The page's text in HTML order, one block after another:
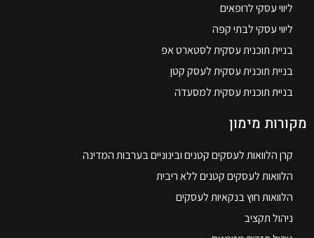
ליווי עסקי לרופאים
ליווי עסקי לבתי קפה
בניית תוכנית עסקית לסטארט אפ
בניית תוכנית עסקית לעסק קטן
בניית תוכנית עסקית למסעדה
מקורות מימון
קרן הלוואות לעסקים קטנים ובינוניים בערבות המדינה
הלוואות לעסקים קטנים ללא ריבית
הלוואות חוץ בנקאיות לעסקים
ניהול תקציב